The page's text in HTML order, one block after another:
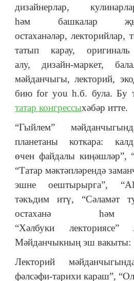
дизайнерлар,
һәм башкалар
остаханәләр, лекторийлар,
татып карау,
алу, дизайн-маркет,
мәйданчыгы, лекторий,
бию for you һ.б. була. Бу
татар конгрессыхәбәр итте.
“Гыйлем”
планетаны коткара:
өчен файдалы киңәшләр”,
“Татар мәктәпләрендә
эшне оештырырга”,
тәкъдим итү, “Сәламәт
остаханә һәм
“Хәлбуки лекториясе”
Мәйданчыкның эш вакыты:
Лекторий
фәлсәфи-тарихи караш”,